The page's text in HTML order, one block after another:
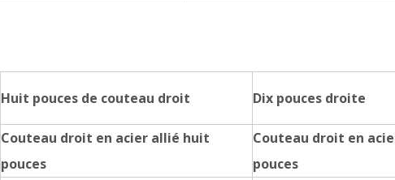
Huit pouces de couteau droit Dix pouces droite
Couteau droit en acier allié huit
pouces
Couteau droit en
pouces